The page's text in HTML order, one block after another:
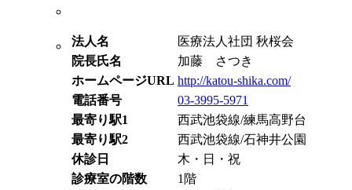
法人名
医療法人社団 秋桜会
院長氏名
加藤 さつき
ホームページURL http://katou-shika.com/
電話番号
03-3995-5971
最寄り駅1
西武池袋線/練馬高野台
最寄り駅2
西武池袋線/石神井公園
休診日
木・日・祝
診療室の階数
1階